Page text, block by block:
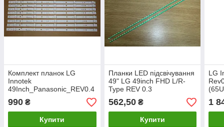
Комплект планок LG
Innotek
49Inch_Panasonic_REV0.4
2015.11.09
990 ₴
Купити
Планки LED підсвічування
49" LG 49inch FHD L/R-
Type REV 0.3
562,50₴
Купити
LG
1